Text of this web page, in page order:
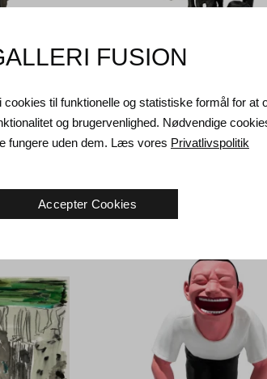
2014.27 cm
Frodo Mikkelsen. Uden titel,
FUSION
til funktionelle og statistiske formål for at
og brugervenlighed. Nødvendige
fungere uden dem. Læs vores Privatlivspolitik
Accepter Cookies